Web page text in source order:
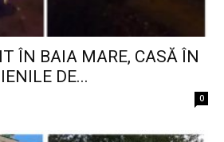
ÎN BAIA MARE, CASĂ ÎN
DE...
0